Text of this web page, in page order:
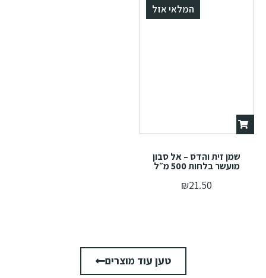
המלאי אזל
שמן זית והדס – אל סבון
מועשר בלחות 500 מ״ל
₪21.50
טען עוד מוצרים